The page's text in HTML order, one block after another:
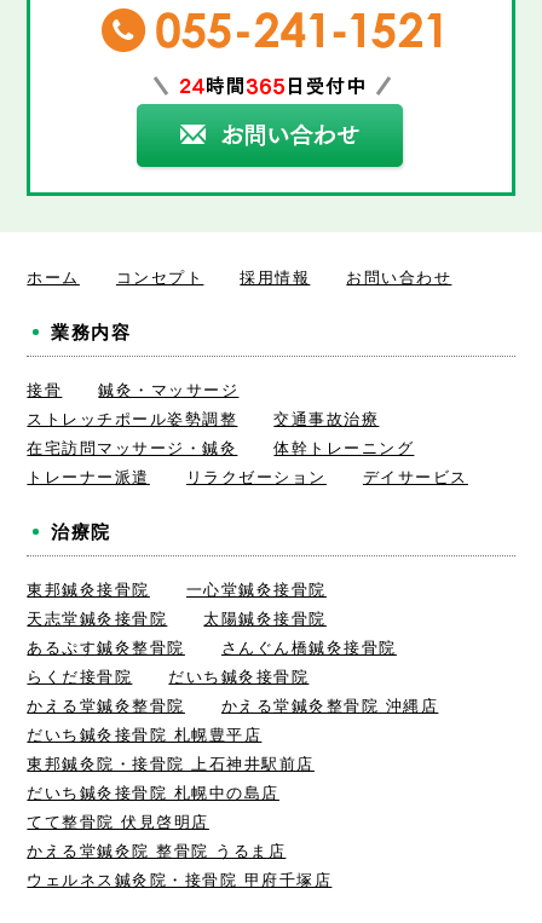
ホーム コンセプト 採用情報 お問い合わせ
業務内容
接骨
鍼灸・マッサージ
ストレッチポール姿勢調整
交通事故治療
在宅訪問マッサージ・鍼灸
体幹トレーニング
トレーナー派遣
リラクゼーション デイサービス
治療院
東邦鍼灸接骨院
一心堂鍼灸接骨院
天志堂鍼灸接骨院
太陽鍼灸接骨院
あるぷす鍼灸整骨院
さんぐん橋鍼灸接骨院
らくだ接骨院
だいち鍼灸接骨院
かえる堂鍼灸整骨院
かえる堂鍼灸整骨院 沖縄店
だいち鍼灸接骨院 札幌豊平店
東邦鍼灸院・接骨院 上石神井駅前店
だいち鍼灸接骨院 札幌中の島店
てて整骨院 伏見啓明店
かえる堂鍼灸院 整骨院 うるま店
ウェルネス鍼灸院・接骨院 甲府千塚店